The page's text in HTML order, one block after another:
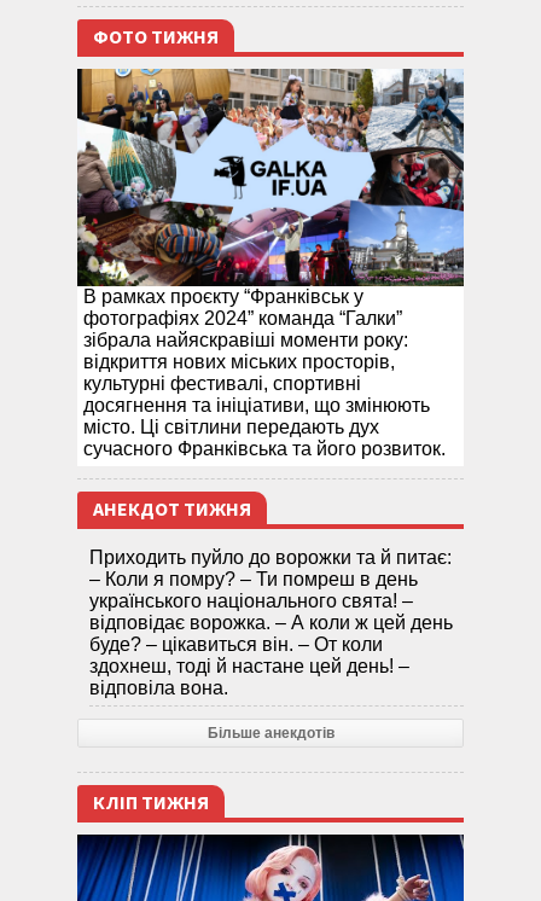
ФОТО ТИЖНЯ
В рамках проєкту “Франківськ у
фотографіях 2024” команда “Галки”
зібрала найяскравіші моменти року:
відкриття нових міських просторів,
культурні фестивалі, спортивні
досягнення та ініціативи, що змінюють
місто. Ці світлини передають дух
сучасного Франківська та його розвиток.
АНЕКДОТ ТИЖНЯ
Приходить пуйло до ворожки та й питає:
– Коли я помру? – Ти помреш в день
українського національного свята! –
відповідає ворожка. – А коли ж цей день
буде? – цікавиться він. – От коли
здохнеш, тоді й настане цей день! –
відповіла вона.
Більше анекдотів
КЛІП ТИЖНЯ